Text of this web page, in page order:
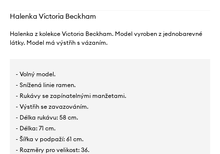
Halenka Victoria Beckham
Halenka z kolekce Victoria Beckham. Model vyroben z jednobarevné
látky. Model má výstřih s vázaním.
- Volný model.
- Snížená linie ramen.
- Rukávy se zapínatelnými manžetami.
- Výstřih se zavazováním.
- Délka rukávu: 58 cm.
- Délka: 71 cm.
- Šířka v podpaží: 61 cm.
- Rozměry pro velikost: 36.